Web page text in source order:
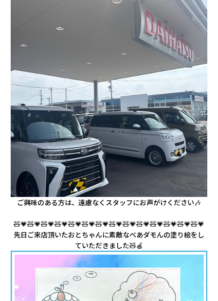
ご興味のある方は、遠慮なくスタッフにお声がけください🎶
🧸💗🧸💗🧸💗🧸💗🧸💗🧸💗🧸💗🧸💗🧸💗🧸💗🧸💗🧸💗🧸💗🧸💗
先日ご来店頂いたおとちゃんに素敵なべあダモんの塗り絵をし
ていただきました🧸🍎